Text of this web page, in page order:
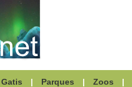
| Parques | Zoos |